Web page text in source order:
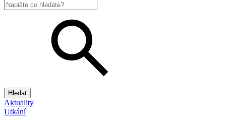
Hledat
Aktuality
Utkání